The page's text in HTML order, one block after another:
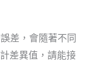
差，會隨著不同
差異值，請能接